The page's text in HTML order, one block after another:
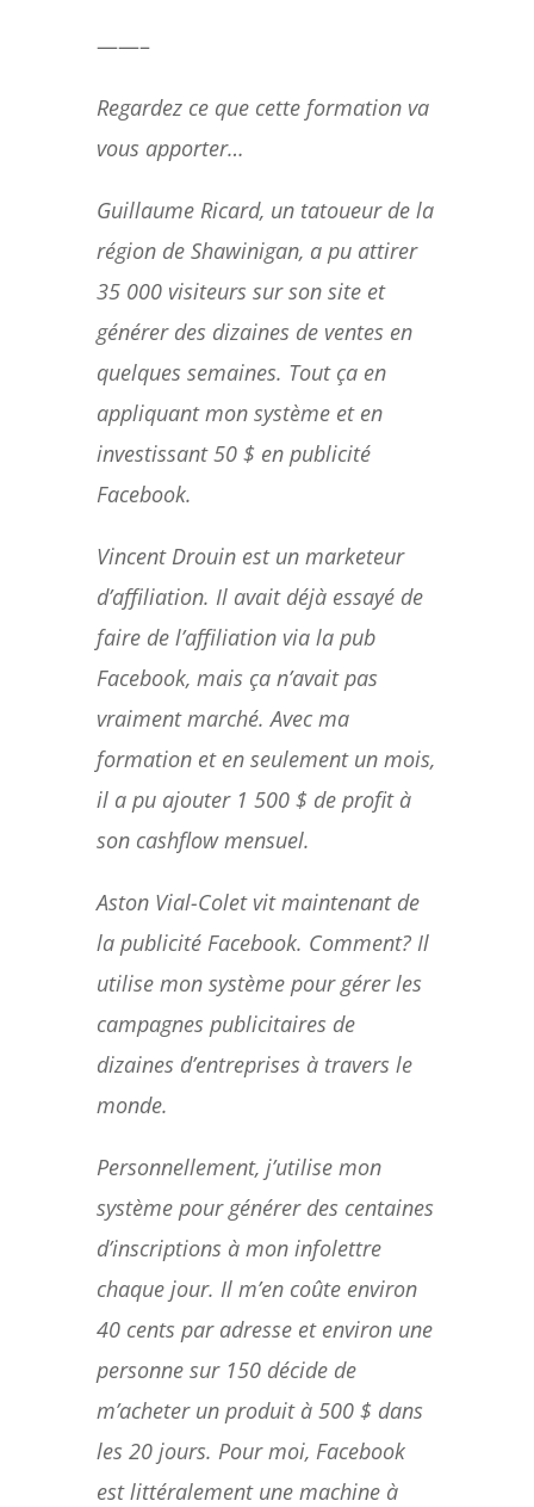
——–
Regardez ce que cette formation va
vous apporter…
Guillaume Ricard, un tatoueur de la
région de Shawinigan, a pu attirer
35 000 visiteurs sur son site et
générer des dizaines de ventes en
quelques semaines. Tout ça en
appliquant mon système et en
investissant 50 $ en publicité
Facebook.
Vincent Drouin est un marketeur
d’affiliation. Il avait déjà essayé de
faire de l’affiliation via la pub
Facebook, mais ça n’avait pas
vraiment marché. Avec ma
formation et en seulement un mois,
il a pu ajouter 1 500 $ de profit à
son cashflow mensuel.
Aston Vial-Colet vit maintenant de
la publicité Facebook. Comment? Il
utilise mon système pour gérer les
campagnes publicitaires de
dizaines d’entreprises à travers le
monde.
Personnellement, j’utilise mon
système pour générer des centaines
d’inscriptions à mon infolettre
chaque jour. Il m’en coûte environ
40 cents par adresse et environ une
personne sur 150 décide de
m’acheter un produit à 500 $ dans
les 20 jours. Pour moi, Facebook
est littéralement une machine à